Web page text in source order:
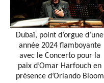
Dubaï, point d’orgue d’une
année 2024 flamboyante
avec le Concerto pour la
paix d’Omar Harfouch en
présence d’Orlando Bloom